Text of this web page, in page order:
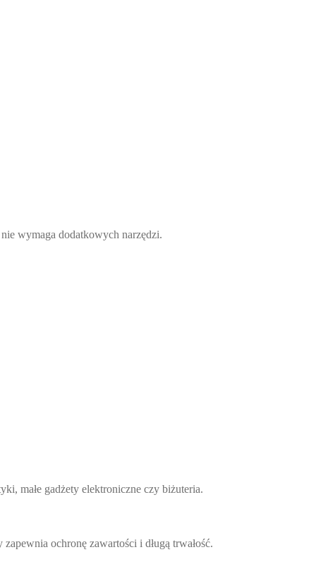
wymaga dodatkowych narzędzi.
małe gadżety elektroniczne czy biżuteria.
ochronę zawartości i długą trwałość.